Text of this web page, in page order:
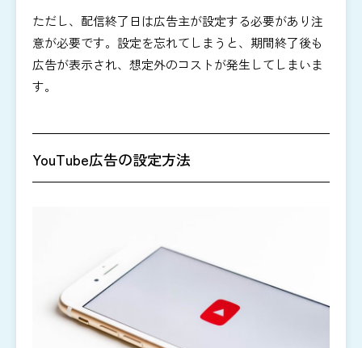
ただし、配信終了日は広告主が設定する必要があり注
意が必要です。設定を忘れてしまうと、期間終了後も
広告が表示され、想定外のコストが発生してしまいま
す。
YouTube広告の設定方法